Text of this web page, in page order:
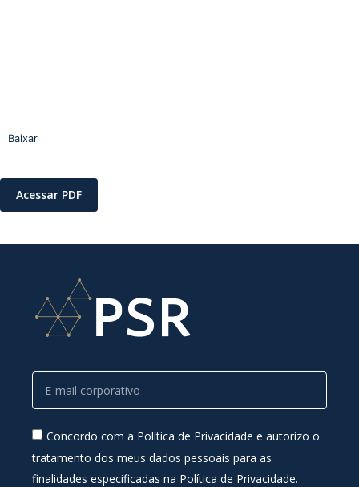
Baixar
Acessar PDF
Concordo com a Política de Privacidade e autorizo o
tratamento dos meus dados pessoais para as
finalidades especificadas na Política de Privacidade.